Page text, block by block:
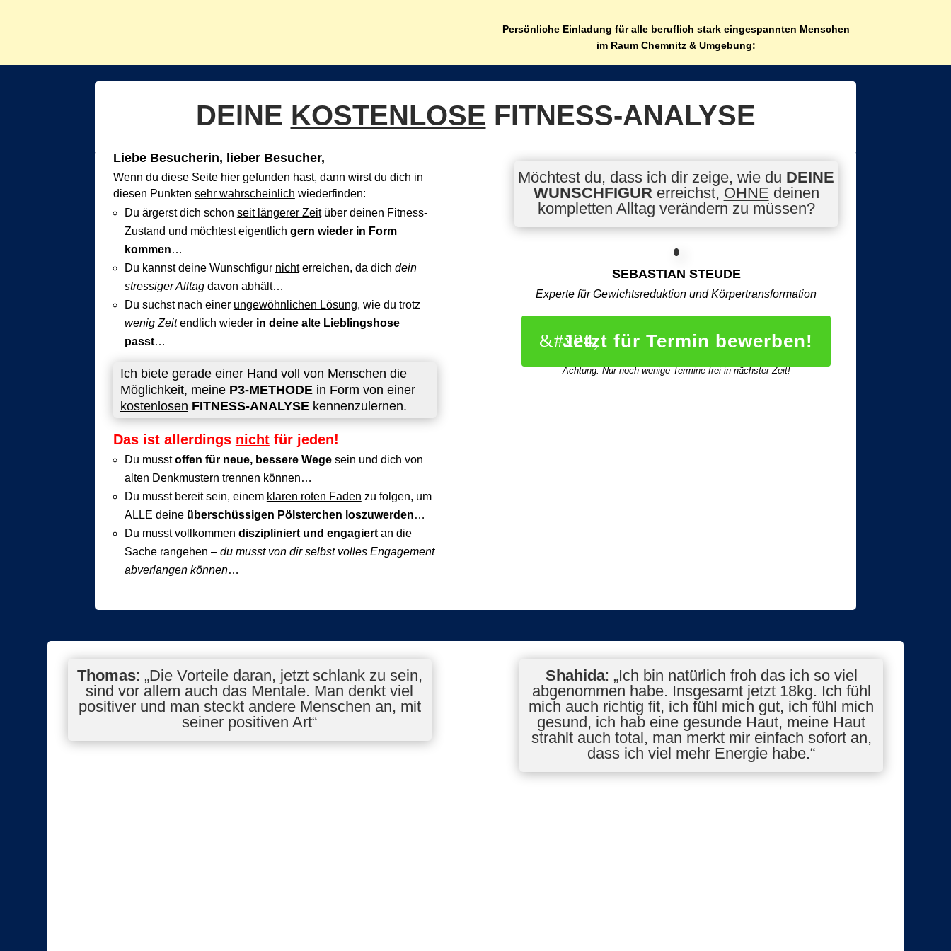
Persönliche Einladung für alle beruflich stark eingespannten Menschen
im Raum Chemnitz & Umgebung:
DEINE KOSTENLOSE FITNESS-ANALYSE
Liebe Besucherin, lieber Besucher,
Wenn du diese Seite hier gefunden hast, dann wirst du dich in
diesen Punkten sehr wahrscheinlich wiederfinden:
Du ärgerst dich schon seit längerer Zeitüber deinen Fitness-
Zustand und möchtest eigentlich gern wieder in Form
kommen…
Du kannst deine Wunschfigur nichterreichen, da dich dein
stressiger Alltagdavon abhält…
Du suchst nach einer ungewöhnlichen Lösung, wie du trotz
wenig Zeitendlich wieder in deine alte Lieblingshose
passt…
Ich biete gerade einer Hand voll von Menschen die
Möglichkeit, meine P3-METHODEin Form von einer
kostenlosen FITNESS-ANALYSEkennenzulernen.
Das ist allerdings nichtfür jeden!
Du musstoffen für neue, bessere Wegesein und dich von
alten Denkmustern trennen können…
Du musst bereit sein, einem klaren roten Faden zu folgen, um
ALLE deine überschüssigen Pölsterchen loszuwerden…
Du musst vollkommen diszipliniert und engagiertan die
Sache rangehen – du musst von dir selbst volles Engagement
abverlangen können…
Möchtest du, dass ich dir zeige, wie du DEINE
WUNSCHFIGUR erreichst, OHNE deinen
kompletten Alltag verändern zu müssen?
SEBASTIAN STEUDE
Experte für Gewichtsreduktion und Körpertransformation
Jetzt für Termin bewerben!
Achtung: Nur noch wenige Termine frei in nächster Zeit!
Thomas: „Die Vorteile daran, jetzt schlank zu sein,
sind vor allem auch das Mentale. Man denkt viel
positiver und man steckt andere Menschen an, mit
seiner positiven Art“
Shahida: „Ich bin natürlich froh das ich so viel
abgenommen habe. Insgesamt jetzt 18kg. Ich fühl
mich auch richtig fit, ich fühl mich gut, ich fühl mich
gesund, ich hab eine gesunde Haut, meine Haut
strahlt auch total, man merkt mir einfach sofort an,
dass ich viel mehr Energie habe.“